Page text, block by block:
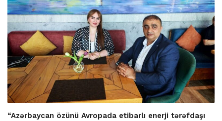
“Azərbaycan özünü Avropada etibarlı enerji tərəfdaşı